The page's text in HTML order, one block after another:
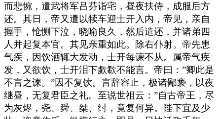
而悲惋，遣武将军吕芬诣宅，昼夜扶侍，成服后方
还。其日，帝又遣以犊车迎士开入内，帝见，亲自
握手，怆恻下泣，晓喻良久，然后遣还，并诸弟四
人并起复本官。其见亲重如此。除右仆射。帝先患
气疾，因饮酒辄大发动，士开每谏不从。属帝气疾
发，又欲饮，士开泪下歔欷不能言。帝曰：”卿此是
不言之谏。”因不复饮。言辞容止，极诸鄙亵，以夜
继昼，无复君臣之礼。至说世祖云：”自古帝王，尽
为灰烬，尧、舜、桀、纣，竟复何异。陛下宜及少